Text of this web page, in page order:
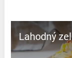
Lahodný